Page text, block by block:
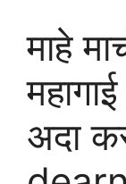
माहे
अदा